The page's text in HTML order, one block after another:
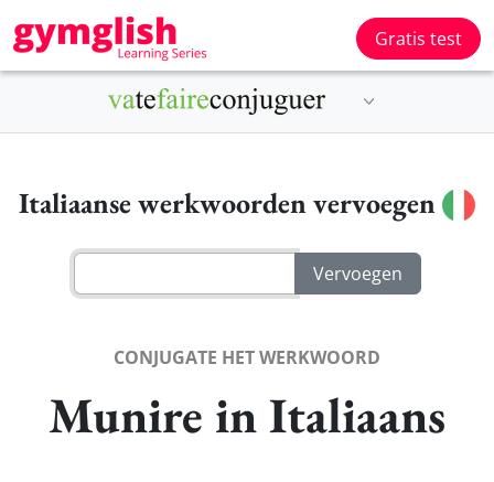
Gratis test
Italiaanse werkwoorden vervoegen
CONJUGATE HET WERKWOORD
Munire in Italiaans